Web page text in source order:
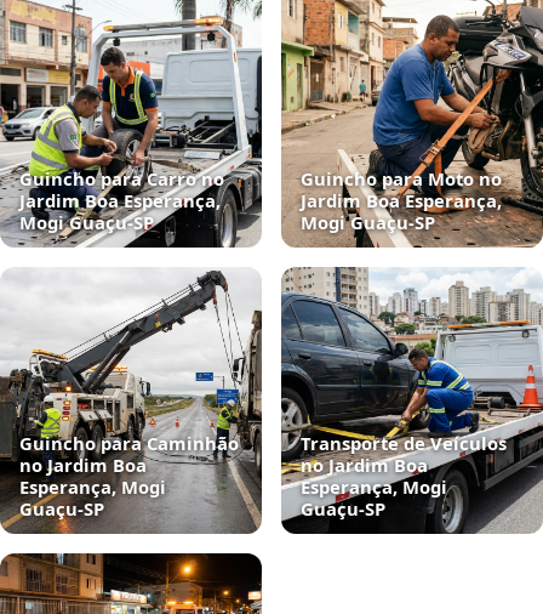
Guincho para Carro no
Jardim Boa Esperança,
Mogi Guaçu‑SP
Guincho para Moto no
Jardim Boa Esperança,
Mogi Guaçu‑SP
Guincho para Caminhão
no Jardim Boa
Esperança, Mogi
Guaçu‑SP
Transporte de Veículos
no Jardim Boa
Esperança, Mogi
Guaçu‑SP